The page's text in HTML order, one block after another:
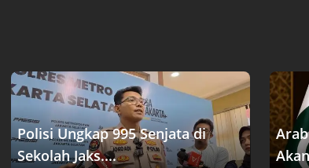
Polisi Ungkap 995 Senjata di
Sekolah Jaks....